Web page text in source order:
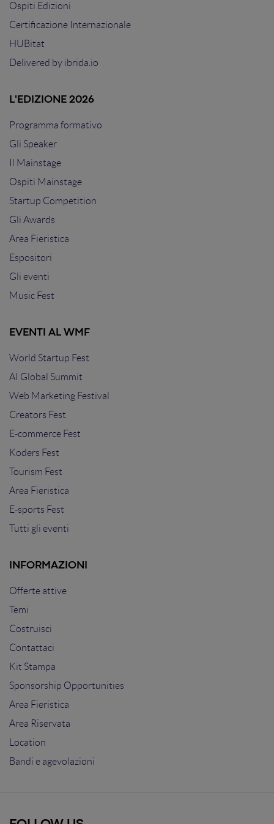
Ospiti Edizioni
Certificazione Internazionale
HUBitat
Delivered by ibrida.io
L'EDIZIONE 2026
Programma formativo
Gli Speaker
Il Mainstage
Ospiti Mainstage
Startup Competition
Gli Awards
Area Fieristica
Espositori
Gli eventi
Music Fest
EVENTI AL WMF
World Startup Fest
AI Global Summit
Web Marketing Festival
Creators Fest
E-commerce Fest
Koders Fest
Tourism Fest
Area Fieristica
E-sports Fest
Tutti gli eventi
INFORMAZIONI
Offerte attive
Temi
Costruisci
Contattaci
Kit Stampa
Sponsorship Opportunities
Area Fieristica
Area Riservata
Location
Bandi e agevolazioni